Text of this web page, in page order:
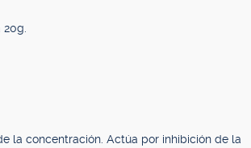
la concentración. Actúa por inhibición de la